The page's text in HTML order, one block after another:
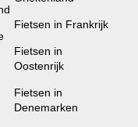
Fietsen in Frankrijk
Fietsen in
Oostenrijk
Fietsen in
Denemarken